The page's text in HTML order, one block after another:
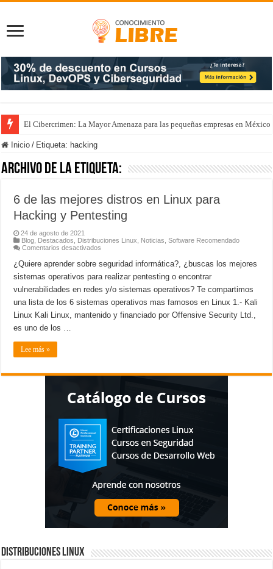
El Cibercrimen: La Mayor Amenaza para las pequeñas empresas en México
Inicio / Etiqueta: hacking
Archivo de la etiqueta:
6 de las mejores distros en Linux para
Hacking y Pentesting
24 de agosto de 2021
Blog Destacados Distribuciones Linux Noticias ,Software Recomendado
Comentarios desactivados
de
las
mejores
en
para
Hacking
y
¿Quiere aprender sobre seguridad informática?, ¿buscas los mejores
sistemas operativos para realizar pentesting o encontrar
vulnerabilidades en redes y/o sistemas operativos? Te compartimos
una lista de los 6 sistemas operativos mas famosos en Linux 1.- Kali
Linux Kali Linux, mantenido y financiado por Offensive Security Ltd.,
es uno de los …
Lee más »
Distribuciones Linux